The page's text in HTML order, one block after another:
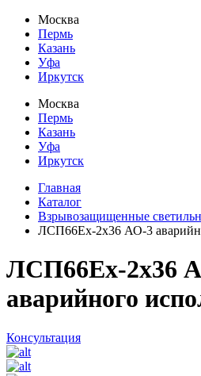
Москва
Пермь
Казань
Уфа
Иркутск
Москва
Пермь
Казань
Уфа
Иркутск
Главная
Каталог
Взрывозащищенные
ЛСП66Ех-2х36 АО-3
ЛСП66Ех-2х36
аварийного
Консультация